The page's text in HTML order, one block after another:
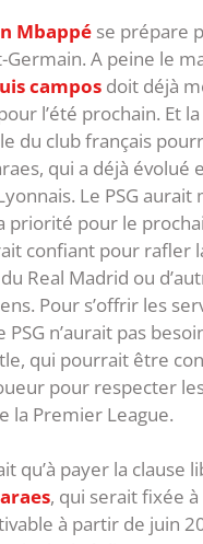
Mbappé se prépare
Germain. A peine le
campos doit déjà
l’été prochain. Et
du club français
qui a déjà évolué
Le PSG
priorité pour le
confiant pour rafler
Real Madrid ou
Pour s’offrir les
PSG n’aurait pas
qui pourrait être
pour respecter
la Premier League.
qu’à payer la clause
, qui serait fixée
à partir de juin